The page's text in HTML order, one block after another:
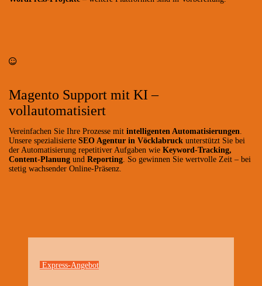
Magento Support mit KI –
vollautomatisiert
Vereinfachen Sie Ihre Prozesse mit intelligenten Automatisierungen
Unsere spezialisierte SEO Agentur in Vöcklabruck unterstützt Sie bei
der Automatisierung repetitiver Aufgaben wie Keyword-Tracking,
Content-Planung und Reporting . So gewinnen Sie wertvolle Zeit – bei
stetig wachsender Online-Präsenz.
Express-Angebot